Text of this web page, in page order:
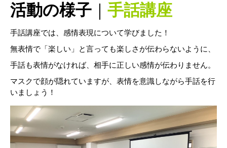
活動の様子 手話講座
手話講座では、感情表現について学びました！
無表情で「楽しい」と言っても楽しさが伝わらないように、
手話も表情がなければ、相手に正しい感情が伝わりません。
マスクで顔が隠れていますが、表情を意識しながら手話を行
いましょう！